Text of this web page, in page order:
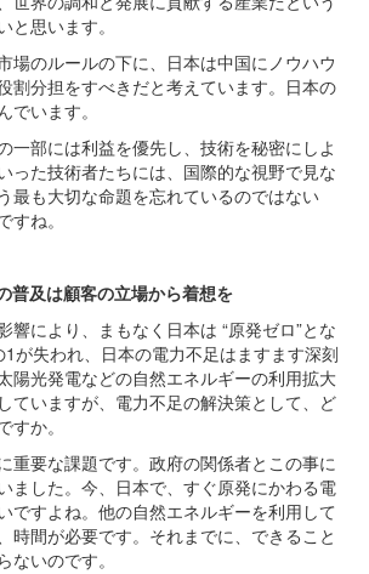
と思います。
場のルールの下に、日本は中国にノウハウ
割分担をすべきだと考えています。日本の
でいます。
一部には利益を優先し、技術を秘密にしよ
った技術者たちには、国際的な視野で見な
最も大切な命題を忘れているのではない
すね。
普及は顧客の立場から着想を
響により、まもなく日本は “原発ゼロ”とな
1が失われ、日本の電力不足はますます深刻
陽光発電などの自然エネルギーの利用拡大
ていますが、電力不足の解決策として、ど
すか。
重要な課題です。政府の関係者とこの事に
ました。今、日本で、すぐ原発にかわる電
ですよね。他の自然エネルギーを利用して
時間が必要です。それまでに、できること
ないのです。